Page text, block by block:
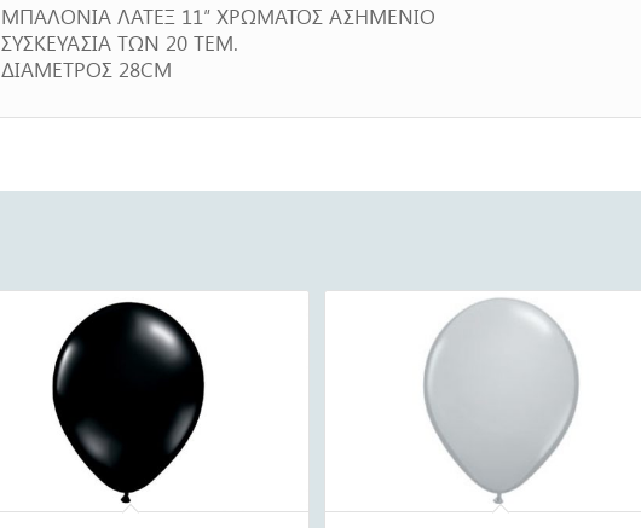
ΜΠΑΛΟΝΙΑ ΛΑΤΕΞ 11″ ΧΡΩΜΑΤΟΣ ΑΣΗΜΕΝΙΟ
ΣΥΣΚΕΥΑΣΙΑ ΤΩΝ 20 ΤΕΜ.
ΔΙΑΜΕΤΡΟΣ 28CM